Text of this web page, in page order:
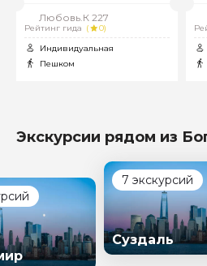
Любовь.К 227
Рейтинг гида (
0)
Индивидуальная
Пешком
Экскурсии рядом из
7 экскурсий
Суздаль
Задайте свой вопрос